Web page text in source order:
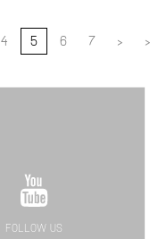
4 5 6 7 >
FOLLOW US